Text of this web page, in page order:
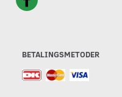
BETALINGSMETODER